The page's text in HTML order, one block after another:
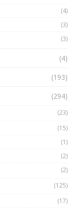
ảnh hưởng
Phổ cập
(4)
(3)
(3)
(4)
(193)
(294)
(23)
(15)
(1)
(2)
(2)
(125)
(17)